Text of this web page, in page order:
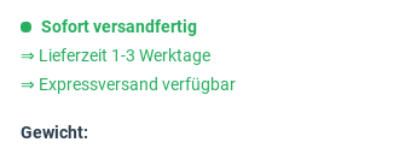
Sofort versandfertig
⇒ Lieferzeit 1-3 Werktage
⇒ Expressversand verfügbar
Gewicht: